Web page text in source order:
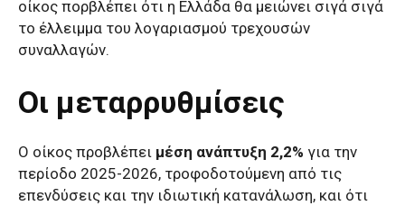
οίκος πορβλέπει ότι η Ελλάδα θα μειώνει σιγά σιγά
το έλλειμμα του λογαριασμού τρεχουσών
συναλλαγών.
Οι μεταρρυθμίσεις
Ο οίκος προβλέπει μέση ανάπτυξη 2,2% για την
περίοδο 2025-2026, τροφοδοτούμενη από τις
επενδύσεις και την ιδιωτική κατανάλωση, και ότι